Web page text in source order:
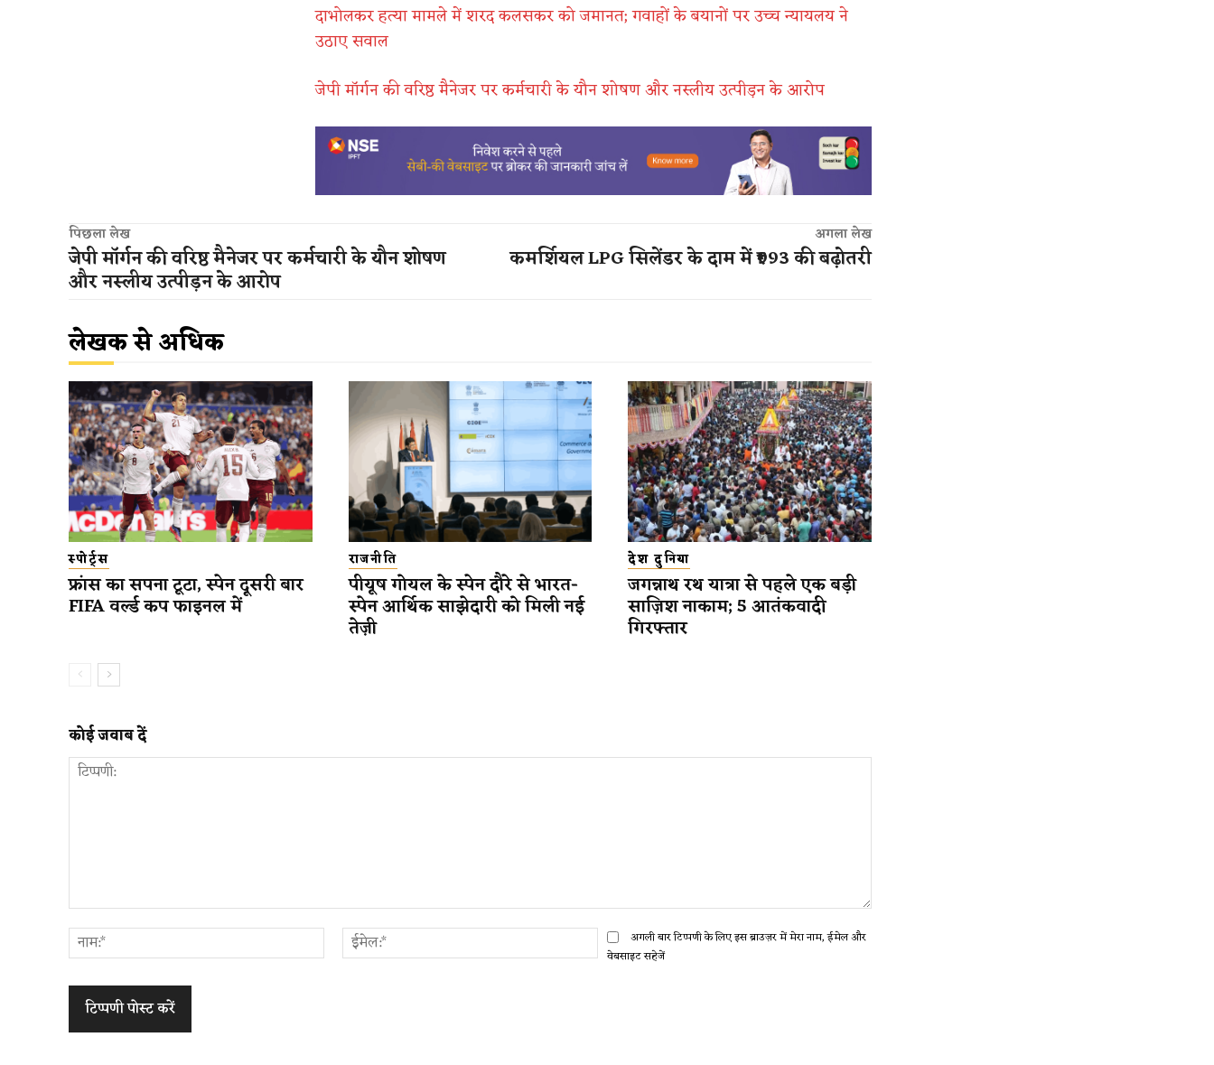
दाभोलकर हत्या मामले में शरद कलसकर को जमानत; गवाहों के बयानों पर उच्च न्यायलय ने
उठाए सवाल
जेपी मॉर्गन की वरिष्ठ मैनेजर पर कर्मचारी के यौन शोषण और नस्लीय उत्पीड़न के आरोप
पिछला लेख
जेपी मॉर्गन की वरिष्ठ मैनेजर पर कर्मचारी के यौन शोषण
और नस्लीय उत्पीड़न के आरोप
अगला लेख
कमर्शियल LPG सिलेंडर के दाम में ₹993 की बढ़ोतरी
लेखक से अधिक
स्पोर्ट्स
फ्रांस का सपना टूटा, स्पेन दूसरी बार
FIFA वर्ल्ड कप फाइनल में
राजनीति
पीयूष गोयल के स्पेन दौरे से भारत-
स्पेन आर्थिक साझेदारी को मिली नई
तेज़ी
देश दुनिया
जगन्नाथ रथ यात्रा से पहले एक बड़ी
साज़िश नाकाम; 5 आतंकवादी
गिरफ्तार
कोई जवाब दें
नाम:*
ईमेल:*अगली बार टिप्पणी के लिए इस ब्राउज़र में मेरा नाम, ईमेल और
वेबसाइट सहेजें